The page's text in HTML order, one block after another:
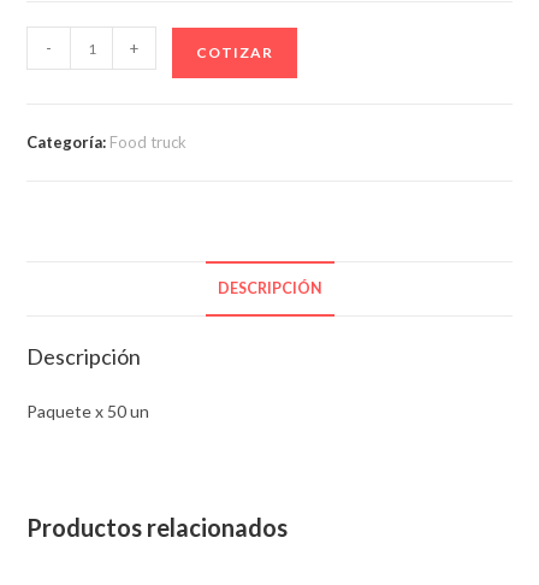
vaso
- + COTIZAR
Categoría: Food truck
DESCRIPCIÓN
Descripción
Paquete x 50 un
Productos relacionados